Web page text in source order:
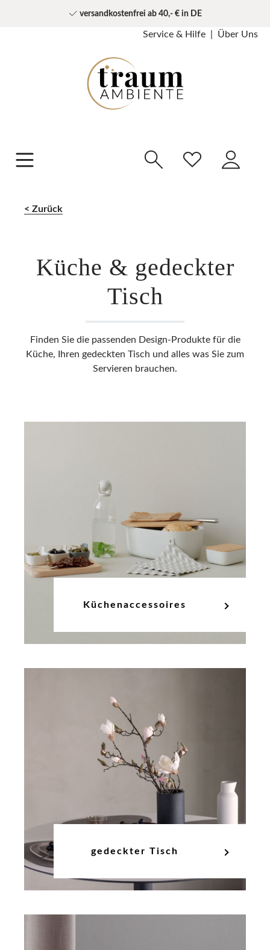
versandkostenfrei ab 40,- € in DE
Service & Hilfe Über Uns
Zurück
Küche & gedeckter
Tisch
Finden Sie die passenden Design-Produkte für die
Küche, Ihren gedeckten Tisch und alles was Sie zum
Servieren brauchen.
Küchenaccessoires
gedeckter Tisch